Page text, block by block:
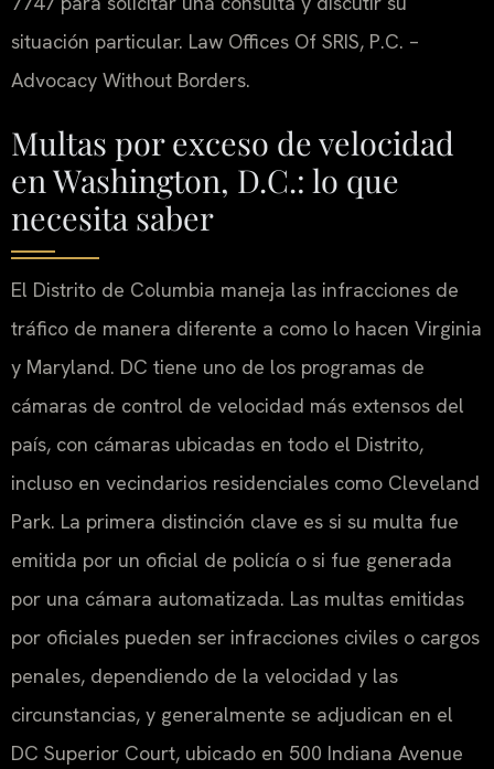
situación particular. Law Offices Of SRIS, P.C. –
Advocacy Without Borders.
Multas por exceso de velocidad
en Washington, D.C.: lo que
necesita saber
El Distrito de Columbia maneja las infracciones de
tráfico de manera diferente a como lo hacen Virginia
y Maryland. DC tiene uno de los programas de
cámaras de control de velocidad más extensos del
país, con cámaras ubicadas en todo el Distrito,
incluso en vecindarios residenciales como Cleveland
Park. La primera distinción clave es si su multa fue
emitida por un oficial de policía o si fue generada
por una cámara automatizada. Las multas emitidas
por oficiales pueden ser infracciones civiles o cargos
penales, dependiendo de la velocidad y las
circunstancias, y generalmente se adjudican en el
DC Superior Court, ubicado en 500 Indiana Avenue